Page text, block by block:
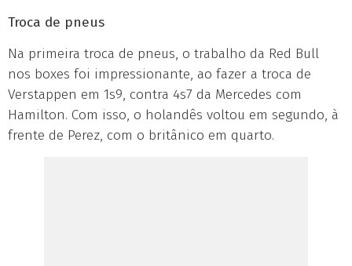
Troca de pneus
Na primeira troca de pneus, o trabalho da Red Bull
nos boxes foi impressionante, ao fazer a troca de
Verstappen em 1s9, contra 4s7 da Mercedes com
Hamilton. Com isso, o holandês voltou em segundo, à
frente de Perez, com o britânico em quarto.